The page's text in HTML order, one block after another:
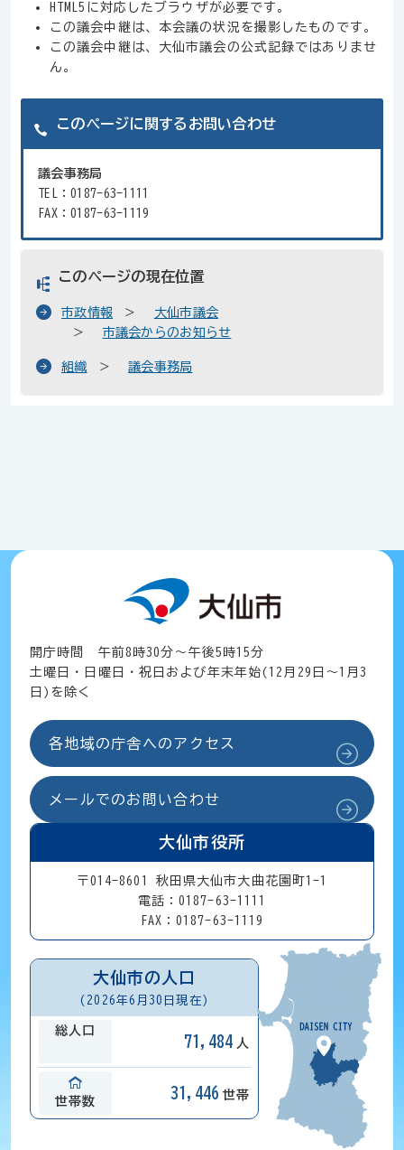
HTML5に対応したブラウザが必要です。
この議会中継は、本会議の状況を撮影したものです。
この議会中継は、大仙市議会の公式記録ではありませ
ん。
このページに関するお問い合わせ
議会事務局
TEL：0187-63-1111
FAX：0187-63-1119
このページの現在位置
市政情報
大仙市議会
市議会からのお知らせ
組織 議会事務局
開庁時間 午前8時30分～午後5時15分
土曜日・日曜日・祝日および年末年始(12月29日～1月3
日)を除く
各地域の庁舎へのアクセス
メールでのお問い合わせ
大仙市役所
〒014-8601 秋田県大仙市大曲花園町1-1
電話：0187-63-1111
FAX：0187-63-1119
大仙市の人口
(2026年6月30日現在)
総人口
71,484 人
世帯数
31,446 世帯